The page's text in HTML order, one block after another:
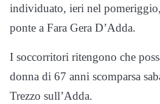
individuato, ieri nel
ponte a Fara Gera D’Adda.
I soccorritori ritengono che
donna di 67 anni scomparsa
Trezzo sull’Adda.